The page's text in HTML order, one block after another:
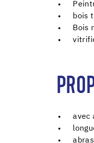
bois
Bois
avec